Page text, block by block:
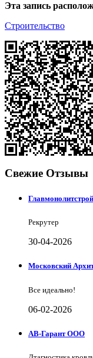
Эта запись
Строительство
Свежие Отзывы
Рекрутер
30-04-2026
Московский
Все идеально!
06-02-2026
АВ-Гарант ООО